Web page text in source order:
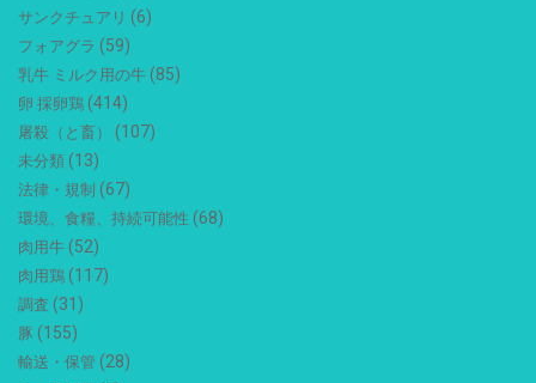
サンクチュアリ (6)
フォアグラ (59)
乳牛 ミルク用の牛 (85)
卵 採卵鶏 (414)
屠殺（と畜） (107)
未分類 (13)
法律・規制 (67)
環境、食糧、持続可能性 (68)
肉用牛 (52)
肉用鶏 (117)
調査 (31)
豚 (155)
輸送・保管 (28)